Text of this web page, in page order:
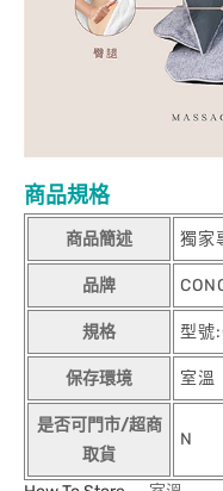
商品規格
商品簡述 獨家
品牌
規格 型號
保存環境 室溫
是否可門市/超商
取貨
N